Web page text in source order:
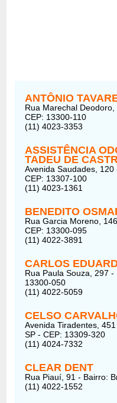
ANTÔNIO
Rua Marechal
CEP: 13300-110
(11) 4023-3353
ASSISTÊNCIA
TADEU DE
Avenida Saudades,
CEP: 13307-100
(11) 4023-1361
BENEDITO
Rua Garcia Moreno,
CEP: 13300-095
(11) 4022-3891
CARLOS
Rua Paula Souza, 297
13300-050
(11) 4022-5059
CELSO
Avenida Tiradentes,
SP - CEP: 13309-320
(11) 4024-7332
CLEAR DENT
Rua Piauí, 91 - Bairro:
(11) 4022-1552